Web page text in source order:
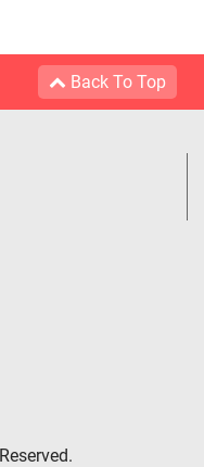
Back To Top